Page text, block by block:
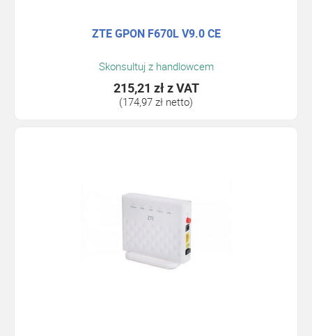
ZTE GPON F670L V9.0 CE
Skonsultuj z handlowcem
215,21 złz VAT
(174,97 zł netto)